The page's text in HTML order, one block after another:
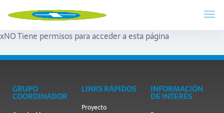
xNO Tiene permisos para acceder a esta página
GRUPO
COORDINADOR
LINKS RÁPIDOS
Proyecto
INFORMACIÓN
DE INTERÉS